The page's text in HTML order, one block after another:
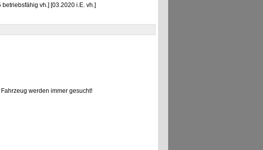
vh.] [03.2020 i.E. vh.]
werden immer gesucht!